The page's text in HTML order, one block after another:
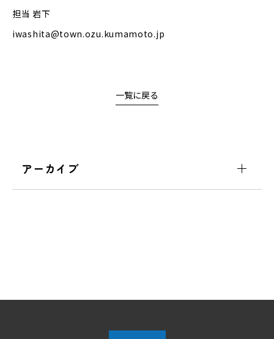
担当 岩下
iwashita@town.ozu.kumamoto.jp
一覧に戻る
アーカイブ